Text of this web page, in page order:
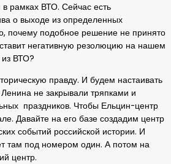
рамках ВТО. Сейчас есть
о выходе из определенных
почему подобное решение не принято
негативную резолюцию на нашем
из ВТО?
правду. И будем настаивать
не закрывали тряпками и
праздников. Чтобы Ельцин-центр
Давайте на его базе создадим центр
событий российской истории. И
там под номером один. А потом на
центр.